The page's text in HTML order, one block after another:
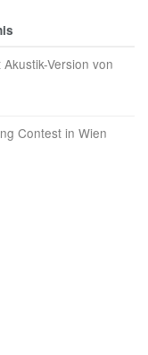
Version von
Contest in Wien